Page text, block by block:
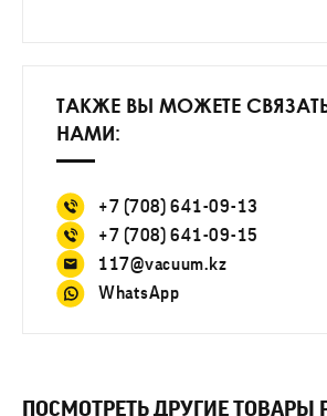
ТАКЖЕ ВЫ МОЖЕТЕ
НАМИ:
+7 (708) 641-09-13
+7 (708) 641-09-15
117@vacuum.kz
WhatsApp
ПОСМОТРЕТЬ ДРУГИЕ ТОВАРЫ